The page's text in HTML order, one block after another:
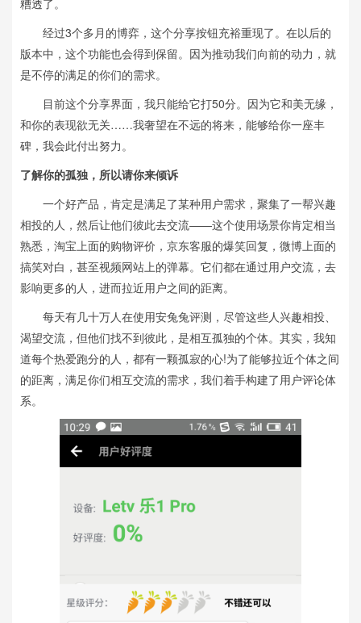
糟透了。
经过3个多月的博弈，这个分享按钮充裕重现了。在以后的
版本中，这个功能也会得到保留。因为推动我们向前的动力，就
是不停的满足的你们的需求。
目前这个分享界面，我只能给它打50分。因为它和美无缘，
和你的表现欲无关……我奢望在不远的将来，能够给你一座丰
碑，我会此付出努力。
了解你的孤独，所以请你来倾诉
一个好产品，肯定是满足了某种用户需求，聚集了一帮兴趣
相投的人，然后让他们彼此去交流——这个使用场景你肯定相当
熟悉，淘宝上面的购物评价，京东客服的爆笑回复，微博上面的
搞笑对白，甚至视频网站上的弹幕。它们都在通过用户交流，去
影响更多的人，进而拉近用户之间的距离。
每天有几十万人在使用安兔兔评测，尽管这些人兴趣相投、
渴望交流，但他们找不到彼此，是相互孤独的个体。其实，我知
道每个热爱跑分的人，都有一颗孤寂的心!为了能够拉近个体之间
的距离，满足你们相互交流的需求，我们着手构建了用户评论体
系。